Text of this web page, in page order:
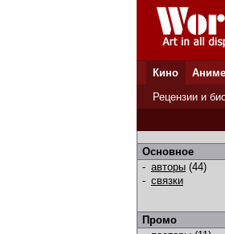
Кино Аниме
Рецензии и
Основное
- авторы (44)
- связки
Промо